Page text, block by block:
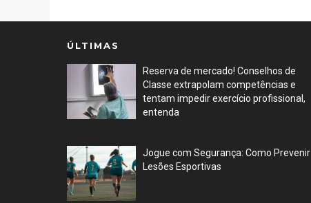
ÚLTIMAS
Reserva de mercado! Conselhos de
Classe extrapolam competências e
tentam impedir exercício profissional,
entenda
Jogue com Segurança: Como Prevenir
Lesões Esportivas